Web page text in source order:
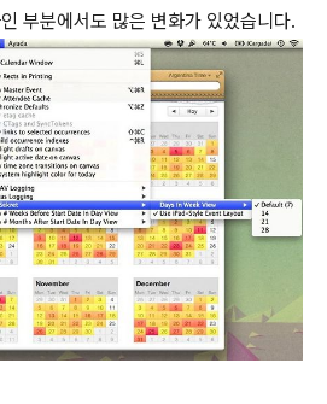
부분에서도 많은 변화가 있었습니다.